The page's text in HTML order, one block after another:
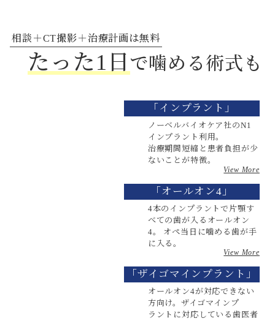
相談＋CT撮影＋治療計画は無料
たった1日 で噛める術式も
「インプラント」
ノーベルバイオケア社のN1
インプラント利用。
治療期間短縮と患者負担が少
ないことが特徴。
View More
「オールオン4」
4本のインプラントで片顎す
べての歯が入るオールオン
4。 オペ当日に噛める歯が手
に入る。
View More
「ザイゴマインプラント」
オールオン4が対応できない
方向け。ザイゴマインプ
ラントに対応している歯医者